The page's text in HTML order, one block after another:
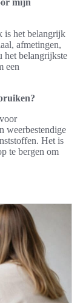
is het belangrijk
afmetingen,
het belangrijkste
een
weerbestendige
Het is
te bergen om